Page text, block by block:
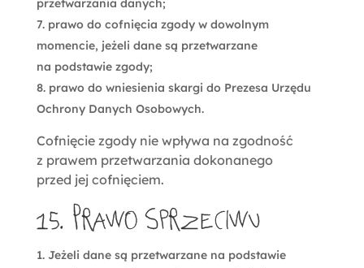
przetwarzania danych;
prawo do cofnięcia zgody w dowolnym
momencie, jeżeli dane są przetwarzane
na podstawie zgody;
prawo do wniesienia skargi do Prezesa Urzędu
Ochrony Danych Osobowych.
Cofnięcie zgody nie wpływa na zgodność
z prawem przetwarzania dokonanego
przed jej cofnięciem.
15. Prawo sprzeciwu
Jeżeli dane są przetwarzane na podstawie